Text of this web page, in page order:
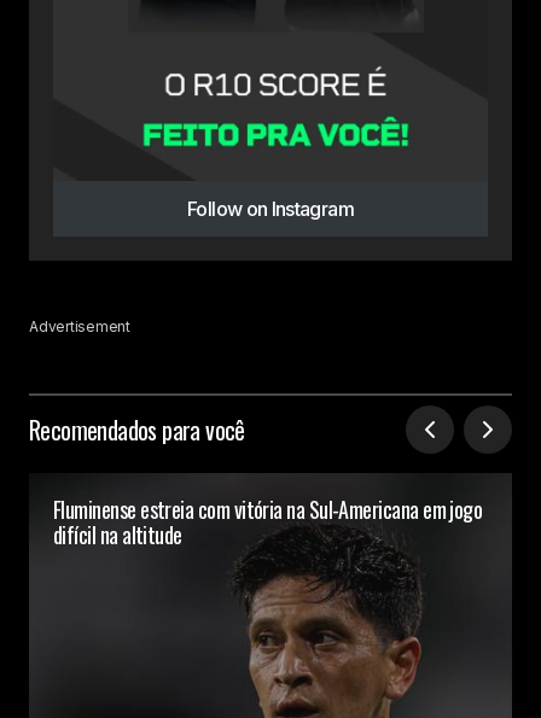
Follow on Instagram
Advertisement
Recomendados para você
Fluminense estreia com vitória na Sul-Americana em jogo
difícil na altitude